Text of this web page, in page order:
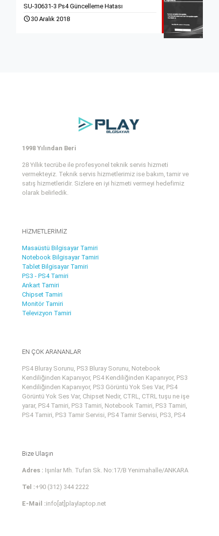
SU-30631-3 Ps4 Güncelleme Hatası
30 Aralık 2018
1998 Yılından Beri
28 Yıllık tecrübe ile profesyonel teknik servis hizmeti
vermekteyiz. Teknik servis hizmetlerimiz ise bakım, tamir ve
satış hizmetleridir. Sizlere en iyi hizmeti vermeyi hedefimiz
olarak belirledik.
HİZMETLERİMİZ
Masaüstü Bilgisayar Tamiri
Notebook Bilgisayar Tamiri
Tablet Bilgisayar Tamiri
PS3 - PS4 Tamiri
Ankart Tamiri
Chipset Tamiri
Monitör Tamiri
Televizyon Tamiri
EN ÇOK ARANANLAR
PS4 Bluray Sorunu, PS3 Bluray Sorunu, Notebook
Kendiliğinden Kapanıyor, PS4 Kendiliğinden Kapanıyor, PS3
Kendiliğinden Kapanıyor, PS3 Görüntü Yok Ses Var, PS4
Görüntü Yok Ses Var, Chipset Nedir, CTRL, CTRL tuşu ne işe
yarar, PS4 Tamiri, PS3 Tamiri, Notebook Tamiri, PS3 Tamiri,
PS4 Tamiri, PS3 Tamir Servisi, PS4 Tamir Servisi, PS3, PS4
Bize Ulaşın
Adres : Işınlar Mh. Tufan Sk. No:17/B Yenimahalle/ANKARA
Tel :+90 (312) 344 2222
E-Mail :info[at]playlaptop.net